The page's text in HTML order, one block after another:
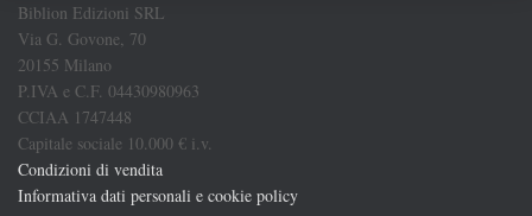
Biblion Edizioni SRL
Via G. Govone, 70
20155 Milano
P.IVA e C.F. 04430980963
CCIAA 1747448
Capitale sociale 10.000 € i.v.
Condizioni di vendita
Informativa dati personali e cookie policy